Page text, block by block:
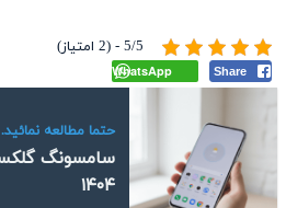
5/5 - (2 امتیاز)
Share
WhatsApp
حتما مطالعه نمائید.
۱۴۰۴